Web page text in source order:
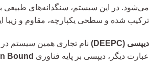
می‌شود. در این سیستم، سنگدانه‌های
ترکیب شده و سطحی یکپارچه، مقاوم و زیبا
دیپسی (DEEPC)
نام تجاری همین سیستم
عبارت دیگر، دیپسی بر پایه فناوری Bound